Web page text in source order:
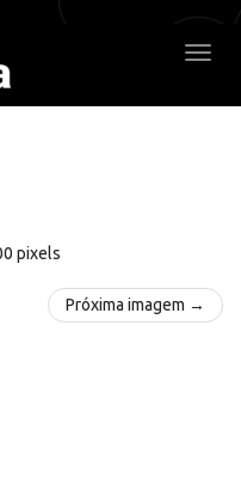
pixels
Próxima imagem →